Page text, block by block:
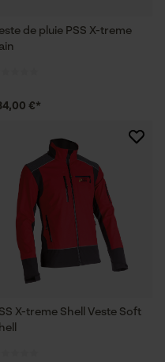
de pluie PSS X-treme
€*
X-treme Shell Veste Soft